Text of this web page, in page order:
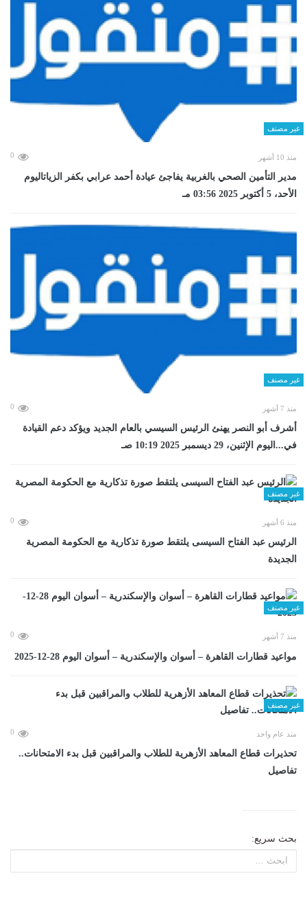
غير مصنف
منذ 10 أشهر 0
مدير التأمين الصحي بالغربية يفاجئ عيادة أحمد عرابي بكفر الزياتاليوم
الأحد، 5 أكتوبر 2025 03:56 مـ
غير مصنف
منذ 7 أشهر 0
أشرف أبو النصر يهنئ الرئيس السيسي بالعام الجديد ويؤكد دعم القيادة
في...اليوم الإثنين، 29 ديسمبر 2025 10:19 صـ
غير مصنف
منذ 6 أشهر 0
الرئيس عبد الفتاح السيسى يلتقط صورة تذكارية مع الحكومة المصرية
الجديدة
غير مصنف
منذ 7 أشهر 0
مواعيد قطارات القاهرة – أسوان والإسكندرية – أسوان اليوم 28-12-2025
غير مصنف
منذ عام واحد 0
تحذيرات قطاع المعاهد الأزهرية للطلاب والمراقبين قبل بدء الامتحانات..
تفاصيل
بحث سريع: